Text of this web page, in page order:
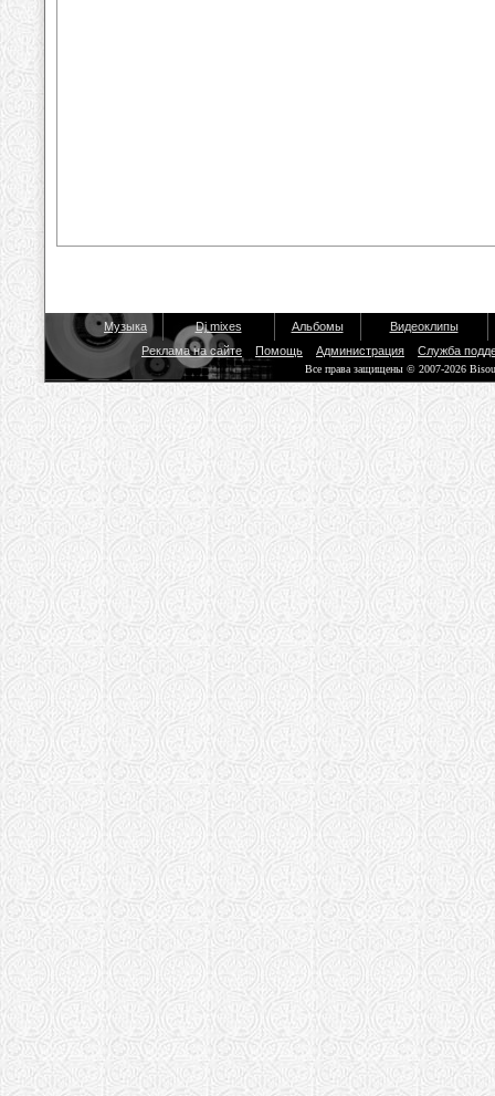
Музыка Dj mixes Альбомы
Видеоклипы
Реклама на сайте
Помощь Администрация Служба
Все права защищены © 2007-2026